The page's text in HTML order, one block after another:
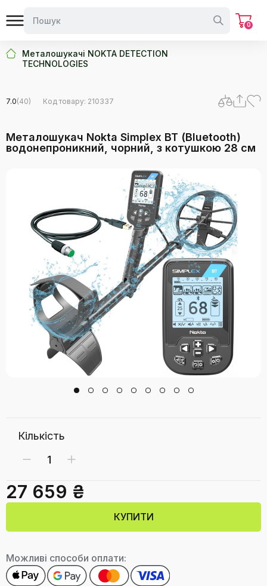
0
Металошукачі NOKTA DETECTION
TECHNOLOGIES
7.0(40) Код товару: 210337
Металошукач Nokta Simplex BT (Bluetooth)
водонепроникний, чорний, з котушкою 28 см
Кількість
27 659 ₴
КУПИТИ
Можливі способи оплати: